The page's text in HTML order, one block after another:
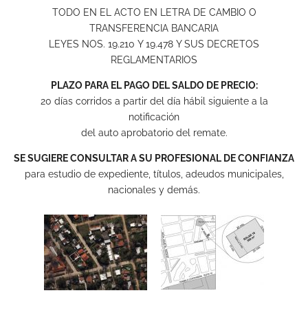
TODO EN EL ACTO EN LETRA DE CAMBIO O
TRANSFERENCIA BANCARIA
LEYES NOS. 19.210 Y 19.478 Y SUS DECRETOS
REGLAMENTARIOS
PLAZO PARA EL PAGO DEL SALDO DE PRECIO:
20 días corridos a partir del día hábil siguiente a la
notificación
del auto aprobatorio del remate.
SE SUGIERE CONSULTAR A SU PROFESIONAL DE CONFIANZA
para estudio de expediente, títulos, adeudos municipales,
nacionales y demás.